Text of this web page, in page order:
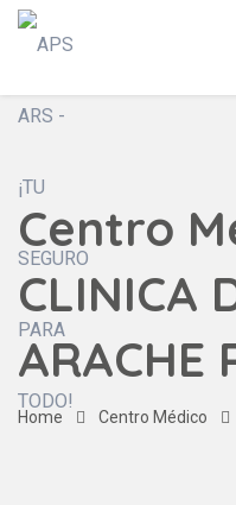
Centro
CLINICA
ARACHE
Home Centro Médico